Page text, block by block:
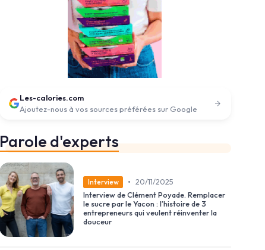
Les-calories.com
Ajoutez-nous à vos sources préférées sur Google
Parole d'experts
Interview • 20/11/2025
Interview de Clément Poyade. Remplacer
le sucre par le Yacon : l’histoire de 3
entrepreneurs qui veulent réinventer la
douceur